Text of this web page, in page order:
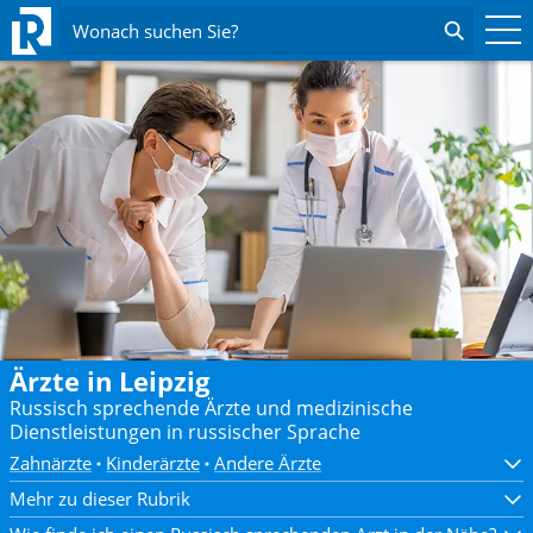
Wonach suchen Sie?
Ärzte in Leipzig
Russisch sprechende Ärzte und medizinische
Dienstleistungen in russischer Sprache
Zahnärzte Kinderärzte Andere Ärzte
Mehr zu dieser Rubrik